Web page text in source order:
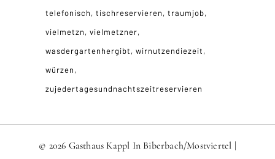
telefonisch
tischreservieren
traumjob
vielmetzn
vielmetzner
wasdergartenhergibt
wirnutzendiezeit
würzen
zujedertagesundnachtszeitreservieren
© 2026 Gasthaus Kappl In Biberbach/Mostviertel |